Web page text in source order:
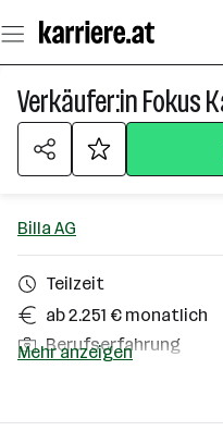
Seiteninhalt
springen
Verkäufer:in Fokus
Billa AG
Teilzeit
ab 2.251 € monatlich
Berufserfahrung
Mehr anzeigen